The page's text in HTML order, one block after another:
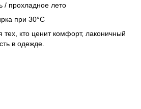
/ прохладное лето
при 30°C
кто ценит комфорт, лаконичный
в одежде.